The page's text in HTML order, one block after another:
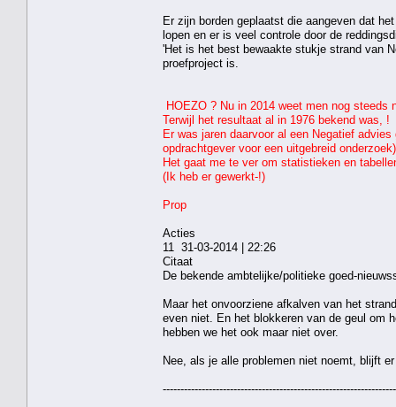
Er zijn borden geplaatst die aangeven dat
lopen en er is veel controle door de
'Het is het best bewaakte stukje strand van
proefproject is.
HOEZO ? Nu in 2014 weet men nog steeds
Terwijl het resultaat al in 1976 bekend was, !
Er was jaren daarvoor al een Negatief
opdrachtgever voor een uitgebreid
Het gaat me te ver om statistieken en
(Ik heb er gewerkt-!)
Prop
Acties
11 31-03-2014 | 22:26
Citaat
De bekende ambtelijke/politieke goed-
Maar het onvoorziene afkalven van het
even niet. En het blokkeren van de geul om
hebben we het ook maar niet over.
Nee, als je alle problemen niet noemt, blijft